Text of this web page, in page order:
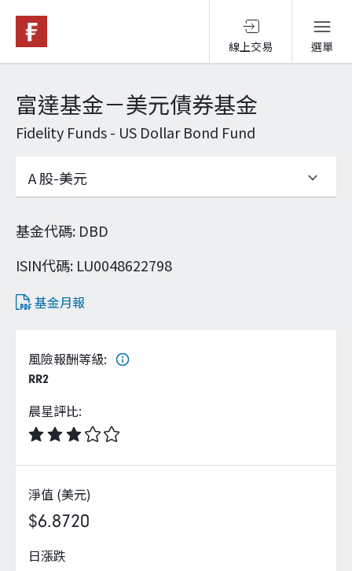
線上交易 選單
基金與配息
永續投資
投資洞見
關於富達
企業永續
客戶服務
線上交易
富達基金－美元債券基金
Fidelity Funds - US Dollar Bond Fund
基金代碼: DBD
ISIN代碼: LU0048622798
基金月報
風險報酬等級:
RR2
晨星評比:
淨值 (美元)
$6.8720
日漲跌